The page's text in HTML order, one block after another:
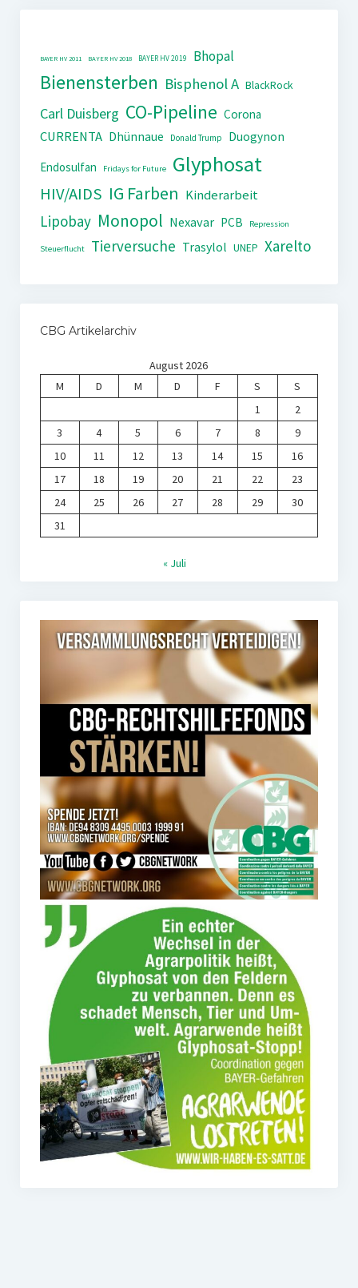
BAYER HV 2011 BAYER HV 2018 BAYER HV 2019 Bhopal
Bienensterben Bisphenol A BlackRock
Carl Duisberg CO-Pipeline Corona
CURRENTA Dhünnaue Donald Trump
Duogynon
Endosulfan
Fridays for Future Glyphosat
HIV/AIDS IG Farben Kinderarbeit
Lipobay Monopol Nexavar PCB Repression
Steuerflucht Tierversuche Trasylol UNEP Xarelto
CBG Artikelarchiv
August 2026
M
D M D F S
S
1
2
3
4 5 6 7 8
9
10
11 12 13 14 15
16
17
18 19 20 21 22
23
24
25 26 27 28 29
30
31
« Juli